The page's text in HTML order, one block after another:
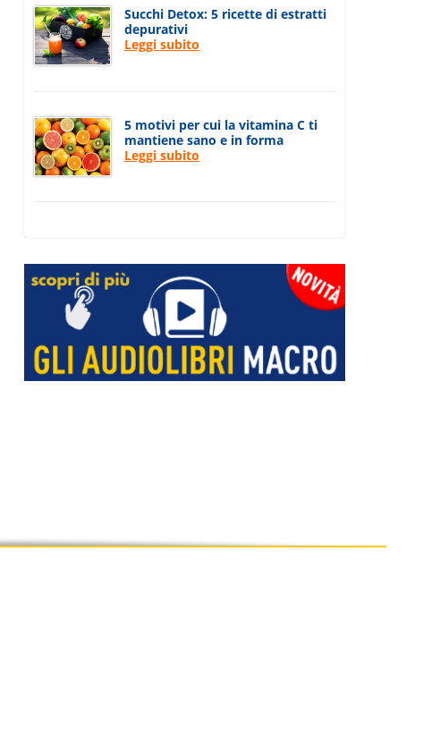
Succhi Detox: 5 ricette di estratti
depurativi
Leggi subito
5 motivi per cui la vitamina C ti
mantiene sano e in forma
Leggi subito